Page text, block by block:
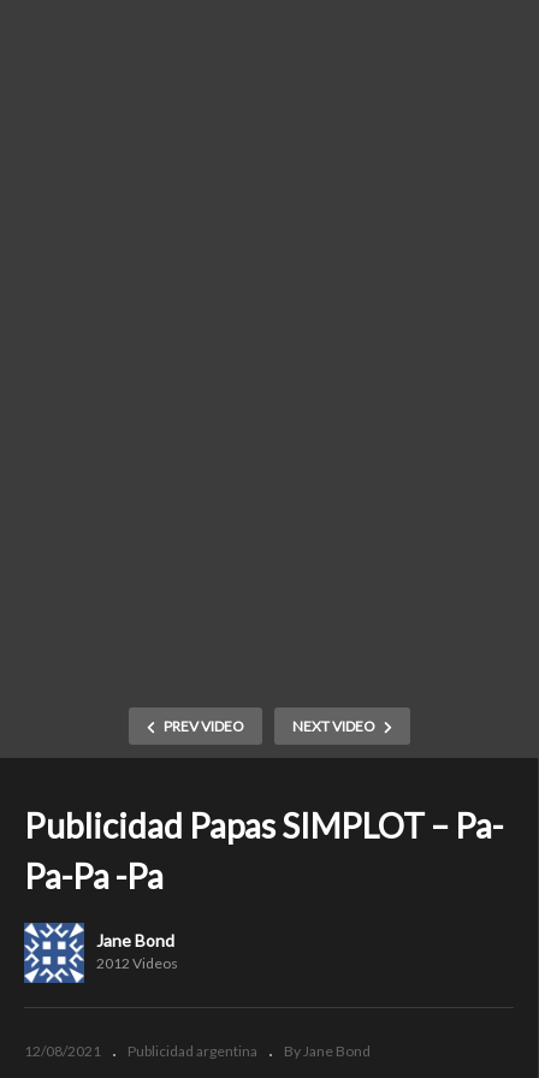
PREV VIDEO NEXT VIDEO
Publicidad Papas SIMPLOT – Pa-
Pa-Pa -Pa
Jane Bond
2012 Videos
12/08/2021 Publicidad argentina By Jane Bond